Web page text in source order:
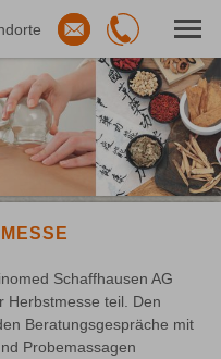
Schaffhausen AG
Herbstmesse teil. Den
Beratungsgespräche mit
Probemassagen